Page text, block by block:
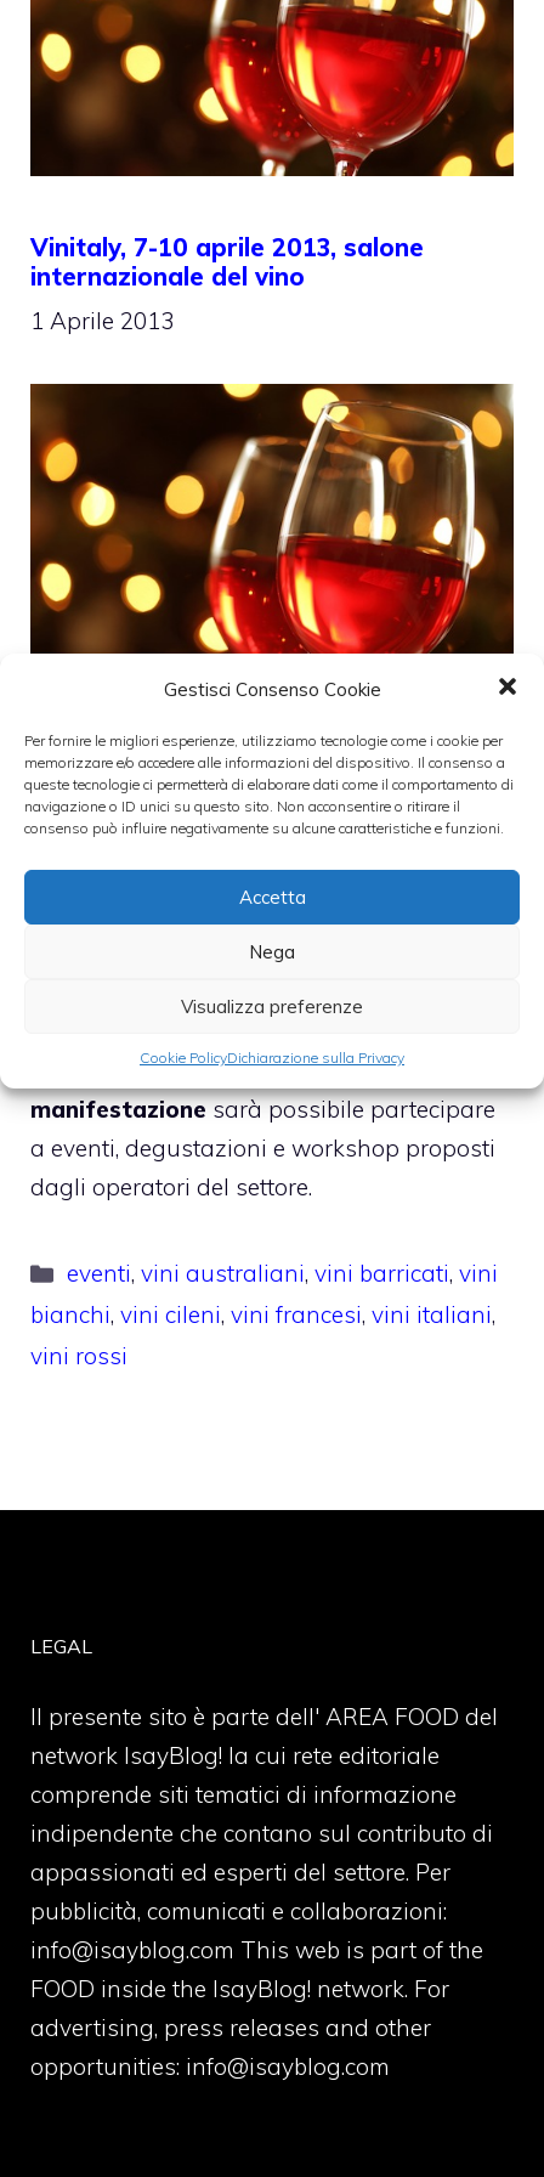
Gestisci Consenso Cookie
Per fornire le migliori esperienze, utilizziamo tecnologie come i cookie per
memorizzare e/o accedere alle informazioni del dispositivo. Il consenso a
queste tecnologie ci permetterà di elaborare dati come il comportamento di
navigazione o ID unici su questo sito. Non acconsentire o ritirare il
consenso può influire negativamente su alcune caratteristiche e funzioni.
Accetta
Nega
Visualizza preferenze
Cookie PolicyDichiarazione sulla Privacy
Vinitaly, 7-10 aprile 2013, salone
internazionale del vino
1 Aprile 2013
visto che rappresental’evento di maggior
riferimento del settore vinicolo:solo nel
2012 ha ospitato oltre 4 mila espositori, su
quadri, con un afflusso di 140 mila
perché durantei quattro giorni della
manifestazionesarà possibile partecipare
a eventi, degustazioni e workshop proposti
dagli operatori del settore.
Categorie
eventi,vini australiani,vini barricati,vini
bianchi, vini cileni, vini francesi, vini italiani,
vini rossi
LEGAL
Il presente sito è parte dell' AREA FOOD del
network IsayBlog! la cui rete editoriale
comprende siti tematici di informazione
indipendente che contano sul contributo di
appassionati ed esperti del settore. Per
pubblicità, comunicati e collaborazioni:
info@isayblog.com This web is part of the
FOOD inside the IsayBlog! network. For
advertising, press releases and other
opportunities: info@isayblog.com